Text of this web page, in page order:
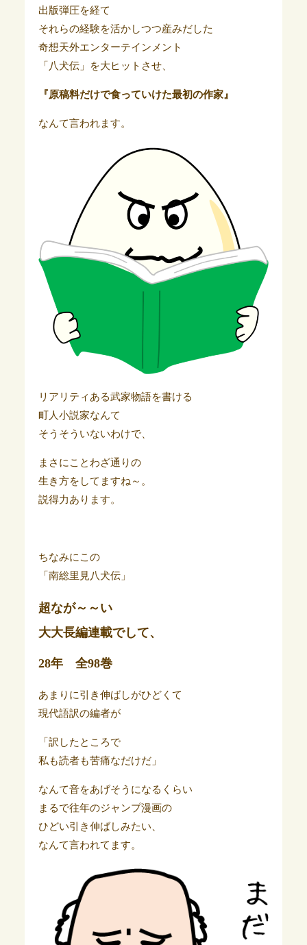
出版弾圧を経て
それらの経験を活かしつつ産みだした
奇想天外エンターテインメント
「八犬伝」を大ヒットさせ、
『原稿料だけで食っていけた最初の作家』
なんて言われます。
リアリティある武家物語を書ける
町人小説家なんて
そうそういないわけで、
まさにことわざ通りの
生き方をしてますね～。
説得力あります。
ちなみにこの
「南総里見八犬伝」
超なが～～い
大大長編連載でして、
28年 全98巻
あまりに引き伸ばしがひどくて
現代語訳の編者が
「訳したところで
私も読者も苦痛なだけだ」
なんて音をあげそうになるくらい
まるで往年のジャンプ漫画の
ひどい引き伸ばしみたい、
なんて言われてます。